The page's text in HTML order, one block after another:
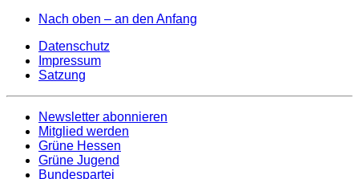
Nach oben – an den Anfang
Datenschutz
Impressum
Satzung
Newsletter abonnieren
Mitglied werden
Grüne Hessen
Grüne Jugend
Bundespartei